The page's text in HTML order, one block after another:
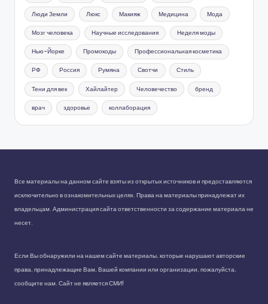
Люди Земли Люкс Макияж Медицина Мода
Мозг человека Научные исследования Неделя моды
Нью-Йорке Промокоды Профессиональная косметика
РФ Россия Румяна Свотчи Стиль
Тени для век Хайлайтер Человечество бренд
врач здоровье коллаборация
Все материалы на данном сайте взяты из открытых источников и предоставляются
исключительно в ознакомительных целях. Права на материалы принадлежат их
владельцам. Администрация сайта ответственности за содержание материала не
несет.
Если Вы обнаружили на нашем сайте материалы, которые нарушают авторские
права, принадлежащие Вам, Вашей компании или организации, пожалуйста,
сообщите нам. Сайт не является СМИ!